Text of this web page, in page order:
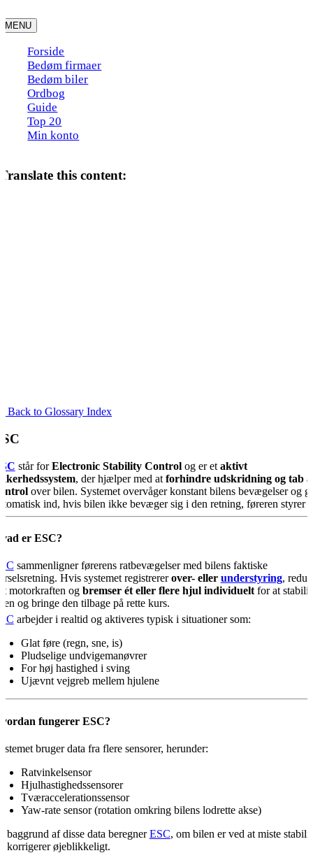
to
content
MENU
Forside
Bedøm firmaer
Bedøm biler
Ordbog
Guide
Top 20
Min konto
Translate this content:
« Back to Glossary Index
står forElectronic Stability Controlog er et aktivt
, der hjælper med at forhindre udskridning og tab
over bilen. Systemet overvåger konstant bilens bevægelser og
ind, hvis bilen ikke bevæger sig i den retning, føreren styrer
er ESC?
sammenligner førerens ratbevægelser med bilens faktiske
Hvis systemet registrererover- eller understyring,
motorkraften og bremser ét eller flere hjul individueltfor at
og bringe den tilbage på rette kurs.
arbejder i realtid og aktiveres typisk i situationer som:
Glat føre (regn, sne, is)
Pludselige undvigemanøvrer
For høj hastighed i sving
Ujævnt vejgreb mellem hjulene
fungerer ESC?
bruger data fra flere sensorer, herunder:
Ratvinkelsensor
Hjulhastighedssensorer
Tværaccelerationssensor
Yaw-rate sensor (rotation omkring bilens lodrette akse)
baggrund af disse data beregnerESC, om bilen er ved at miste
korrigerer øjeblikkeligt.